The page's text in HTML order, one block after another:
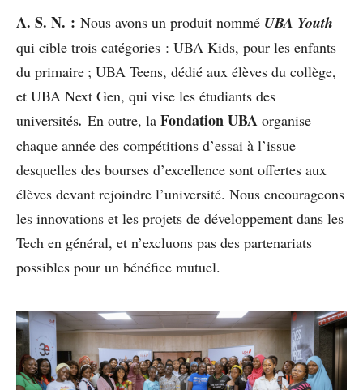
A. S. N. : Nous avons un produit nommé UBA Youth
qui cible trois catégories : UBA Kids, pour les enfants
du primaire ; UBA Teens, dédié aux élèves du collège,
et UBA Next Gen, qui vise les étudiants des
universités. En outre, la Fondation UBA organise
chaque année des compétitions d’essai à l’issue
desquelles des bourses d’excellence sont offertes aux
élèves devant rejoindre l’université. Nous encourageons
les innovations et les projets de développement dans les
Tech en général, et n’excluons pas des partenariats
possibles pour un bénéfice mutuel.